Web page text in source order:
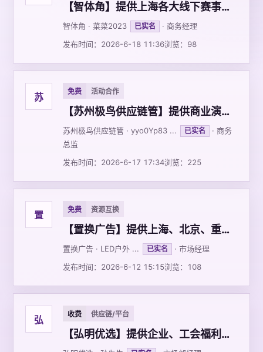
【智体角】提供上海各大线下赛事服务，优质企业资源、园区等，邀请品牌或有意向进企业资源方共建
智体角 · 菜菜2023 已实名
· 商务经理
发布时间：2026-6-18 11:36浏览：98
苏 免费 活动合作
【苏州极鸟供应链管】提供商业演出，包含乐队表演、唱歌、舞蹈、魔术表演、杂技表演等，自有团队和设备，寻赞助甲方及第三方合作
苏州极鸟供应链管 · yyo0Yp83 ... 已实名
· 商务
总监
发布时间：2026-6-17 17:34浏览：225
置 免费 资源互换
【置换广告】提供上海、北京、重庆、成都等等城市的LED大屏，寻求合作，可产品置换
置换广告 · LED户外 ... 已实名
· 市场经理
发布时间：2026-6-12 15:15浏览：108
弘 收费 供应链/平台
【弘明优选】提供企业、工会福利全品类礼品采购服务